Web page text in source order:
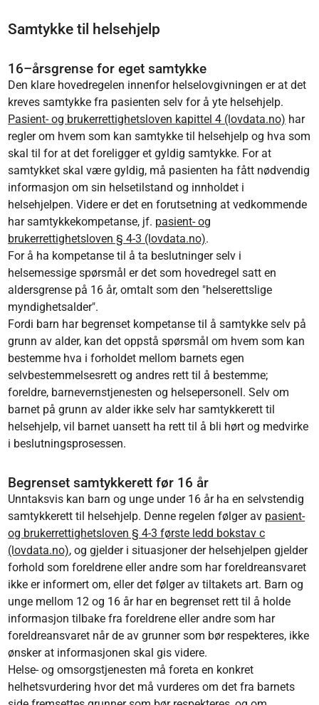
Samtykke til helsehjelp
16–årsgrense for eget samtykke
Den klare hovedregelen innenfor helselovgivningen er at det
kreves samtykke fra pasienten selv for å yte helsehjelp.
Pasient- og brukerrettighetsloven kapittel 4 (lovdata.no) har
regler om hvem som kan samtykke til helsehjelp og hva som
skal til for at det foreligger et gyldig samtykke. For at
samtykket skal være gyldig, må pasienten ha fått nødvendig
informasjon om sin helsetilstand og innholdet i
helsehjelpen. Videre er det en forutsetning at vedkommende
har samtykkekompetanse, jf. pasient- og
brukerrettighetsloven § 4-3 (lovdata.no).
For å ha kompetanse til å ta beslutninger selv i
helsemessige spørsmål er det som hovedregel satt en
aldersgrense på 16 år, omtalt som den "helserettslige
myndighetsalder".
Fordi barn har begrenset kompetanse til å samtykke selv på
grunn av alder, kan det oppstå spørsmål om hvem som kan
bestemme hva i forholdet mellom barnets egen
selvbestemmelsesrett og andres rett til å bestemme;
foreldre, barnevernstjenesten og helsepersonell. Selv om
barnet på grunn av alder ikke selv har samtykkerett til
helsehjelp, vil barnet uansett ha rett til å bli hørt og medvirke
i beslutningsprosessen.
Begrenset samtykkerett før 16 år
Unntaksvis kan barn og unge under 16 år ha en selvstendig
samtykkerett til helsehjelp. Denne regelen følger av pasient-
og brukerrettighetsloven § 4-3 første ledd bokstav c
(lovdata.no), og gjelder i situasjoner der helsehjelpen gjelder
forhold som foreldrene eller andre som har foreldreansvaret
ikke er informert om, eller det følger av tiltakets art. Barn og
unge mellom 12 og 16 år har en begrenset rett til å holde
informasjon tilbake fra foreldrene eller andre som har
foreldreansvaret når de av grunner som bør respekteres, ikke
ønsker at informasjonen skal gis videre.
Helse- og omsorgstjenesten må foreta en konkret
helhetsvurdering hvor det må vurderes om det fra barnets